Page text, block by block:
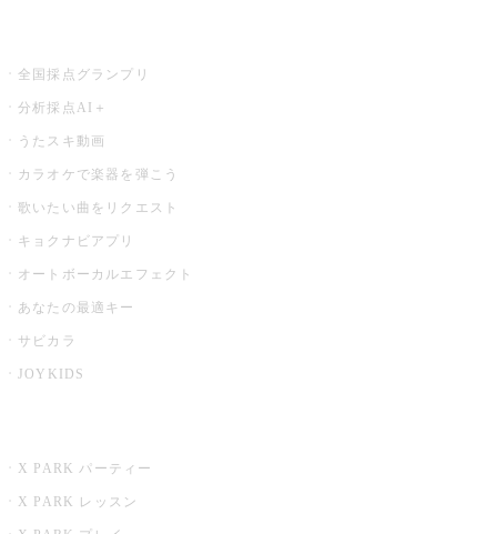
全国採点グランプリ
分析採点AI＋
うたスキ動画
カラオケで楽器を弾こう
歌いたい曲をリクエスト
キョクナビアプリ
オートボーカルエフェクト
あなたの最適キー
サビカラ
JOYKIDS
X PARK パーティー
X PARK レッスン